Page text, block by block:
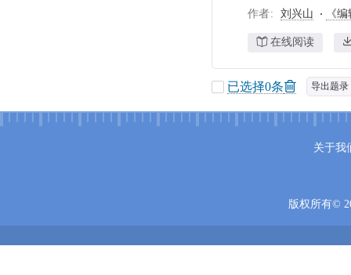
作者 刘兴山 《
在线阅读
已选择0条 导出题录
关于我
版权所有©